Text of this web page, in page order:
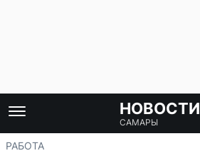
НОВОСТИ
САМАРЫ
РАБОТА